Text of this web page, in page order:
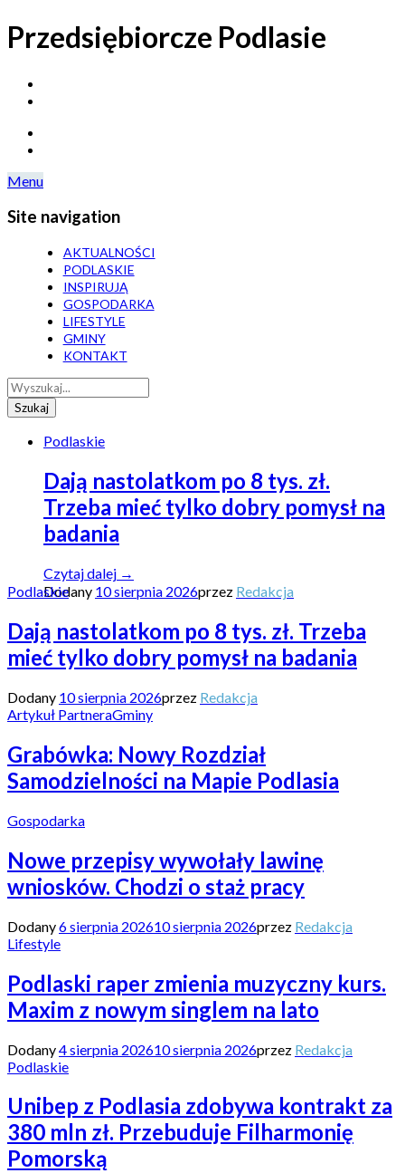
Skip
to
Przedsiębiorcze Podlasie
Menu
Site navigation
AKTUALNOŚCI
PODLASKIE
INSPIRUJĄ
GOSPODARKA
LIFESTYLE
GMINY
KONTAKT
Wyszukaj:
Podlaskie
Dają nastolatkom po 8 tys. zł.
Trzeba mieć tylko dobry pomysł na
badania
Czytaj dalej "Dają
nastolatkom
8
tys.
zł.
Trzeba
mieć
tylko
dobry
pomysł
na
badania"
→
Dodany 10 sierpnia 2026przez Redakcja
Podlaskie
Dają nastolatkom po 8 tys. zł. Trzeba
mieć tylko dobry pomysł na badania
Dodany 10 sierpnia 2026przez Redakcja
Artykuł PartneraGminy
Grabówka: Nowy Rozdział
Samodzielności na Mapie Podlasia
Gospodarka
Nowe przepisy wywołały lawinę
wniosków. Chodzi o staż pracy
Dodany6 sierpnia 202610 sierpnia 2026przez Redakcja
Lifestyle
Podlaski raper zmienia muzyczny kurs.
Maxim z nowym singlem na lato
Dodany4 sierpnia 202610 sierpnia 2026przez Redakcja
Podlaskie
Unibep z Podlasia zdobywa kontrakt za
380 mln zł. Przebuduje Filharmonię
Pomorską